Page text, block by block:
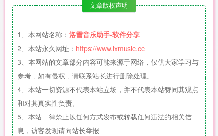
文章版权声明
1、本网站名称： 洛雪音乐助手-软件分享
2、本站永久网址： https://www.lxmusic.cc
3、本网站的文章部分内容可能来源于网络，仅供大家学习与
参考，如有侵权，请联系站长进行删除处理。
4、本站一切资源不代表本站立场，并不代表本站赞同其观点
和对其真实性负责。
5、本站一律禁止以任何方式发布或转载任何违法的相关信
息，访客发现请向站长举报